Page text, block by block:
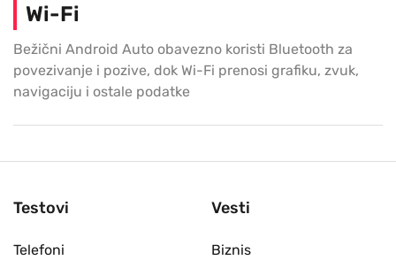
Wi-Fi
Bežični Android Auto obavezno koristi Bluetooth za
povezivanje i pozive, dok Wi-Fi prenosi grafiku, zvuk,
navigaciju i ostale podatke
Testovi
Telefoni
Vesti
Biznis